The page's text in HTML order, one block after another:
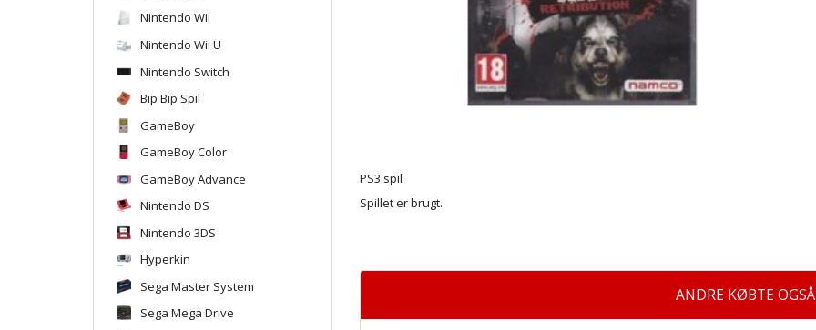
Nintendo Wii
Nintendo Wii U
Nintendo Switch
Bip Bip Spil
GameBoy
GameBoy Color
GameBoy Advance
Nintendo DS
Nintendo 3DS
Hyperkin
Sega Master System
Sega Mega Drive
PS3 spil
Spillet er brugt.
ANDRE KØBTE OGSÅ